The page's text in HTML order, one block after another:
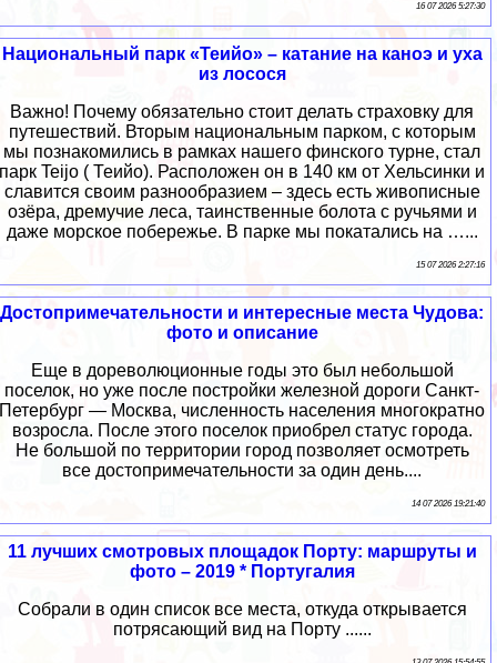
16 07 2026 5:27:30
Национальный парк «Теийо» – катание на каноэ и уха
из лосося
Важно! Почему обязательно стоит делать страховку для
путешествий. Вторым национальным парком, с которым
мы познакомились в рамках нашего финского турне, стал
парк Teijo ( Теийо). Расположен он в 140 км от Хельсинки и
славится своим разнообразием – здесь есть живописные
озёра, дремучие леса, таинственные болота с ручьями и
даже морское побережье. В парке мы покатались на …...
15 07 2026 2:27:16
Достопримечательности и интересные места Чудова:
фото и описание
Еще в дореволюционные годы это был небольшой
поселок, но уже после постройки железной дороги Санкт-
Петербург — Москва, численность населения многократно
возросла. После этого поселок приобрел статус города.
Не большой по территории город позволяет осмотреть
все достопримечательности за один день....
14 07 2026 19:21:40
11 лучших смотровых площадок Порту: маршруты и
фото – 2019 * Португалия
Собрали в один список все места, откуда открывается
потрясающий вид на Порту ......